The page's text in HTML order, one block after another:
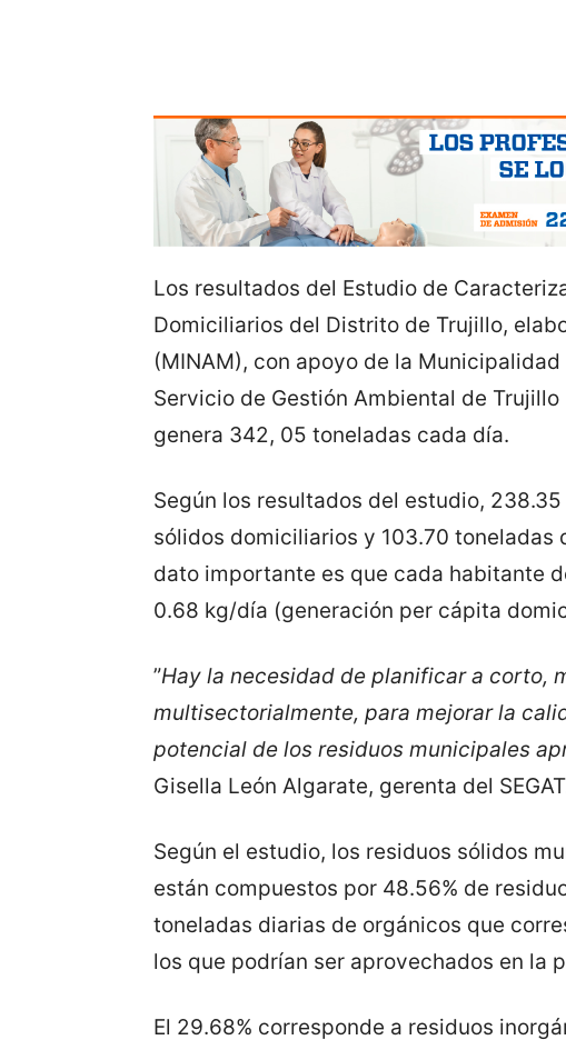
Los resultados del Estudio de
Domiciliarios del Distrito de Trujillo,
(MINAM), con apoyo de la
Servicio de Gestión Ambiental de
genera 342, 05 toneladas cada día.
Según los resultados del estudio,
sólidos domiciliarios y 103.70
dato importante es que cada habitante
0.68 kg/día (generación per cápita
”Hay la necesidad de planificar a corto,
multisectorialmente, para mejorar la
potencial de los residuos municipales
Gisella León Algarate, gerenta del
Según el estudio, los residuos sólidos
están compuestos por 48.56% de
toneladas diarias de orgánicos que
los que podrían ser aprovechados en la
El 29.68% corresponde a residuos